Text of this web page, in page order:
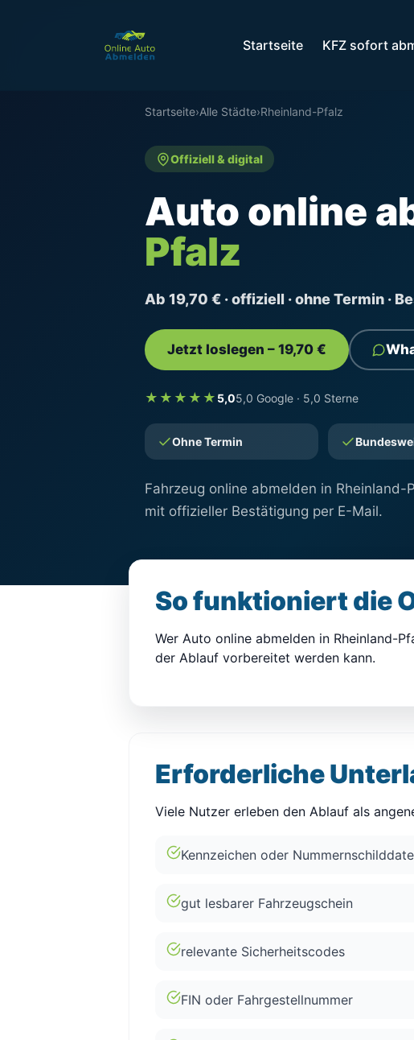
Startseite KFZ sofort
Startseite›Alle Städte›Rheinland-Pfalz
Offiziell & digital
Auto online
Pfalz
Ab 19,70 € · offiziell · ohne Termin ·
Jetzt loslegen – 19,70 €
★★★★★ 5,05,0 Google · 5,0 Sterne
Ohne Termin
Fahrzeug online abmelden in
mit offizieller Bestätigung per E-Mail.
So funktioniert die
Wer Auto online abmelden in Rheinland-
der Ablauf vorbereitet werden kann.
Erforderliche
Viele Nutzer erleben den Ablauf als
Kennzeichen oder
gut lesbarer Fahrzeugschein
relevante Sicherheitscodes
FIN oder Fahrgestellnummer